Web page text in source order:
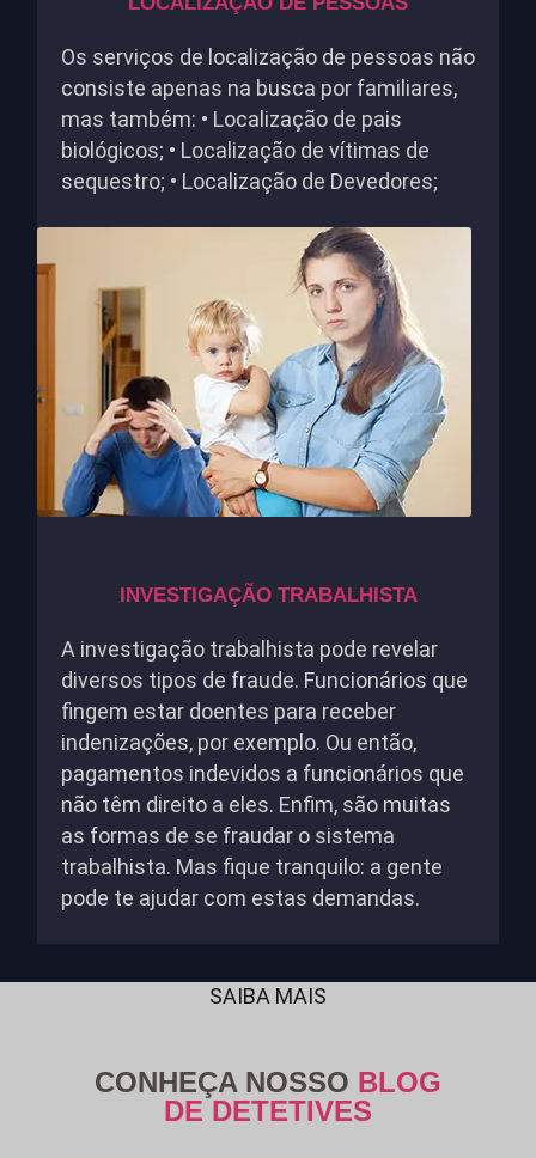
Os serviços de localização de pessoas não
consiste apenas na busca por familiares,
mas também: • Localização de pais
biológicos; • Localização de vítimas de
sequestro; • Localização de Devedores;
INVESTIGAÇÃO TRABALHISTA
A investigação trabalhista pode revelar
diversos tipos de fraude. Funcionários que
fingem estar doentes para receber
indenizações, por exemplo. Ou então,
pagamentos indevidos a funcionários que
não têm direito a eles. Enfim, são muitas
as formas de se fraudar o sistema
trabalhista. Mas fique tranquilo: a gente
pode te ajudar com estas demandas.
SAIBA MAIS
CONHEÇA NOSSO BLOG
DE DETETIVES